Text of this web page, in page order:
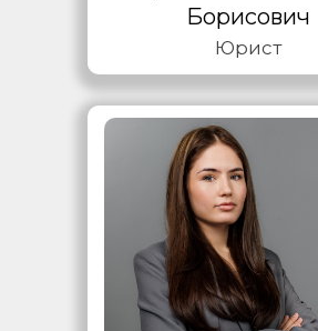
Юрист
Борисович